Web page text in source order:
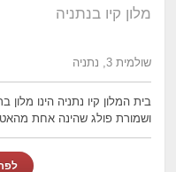
מלון קיו בנתניה
שולמית 3, נתניה
ושמורת פולג שהינה אחת